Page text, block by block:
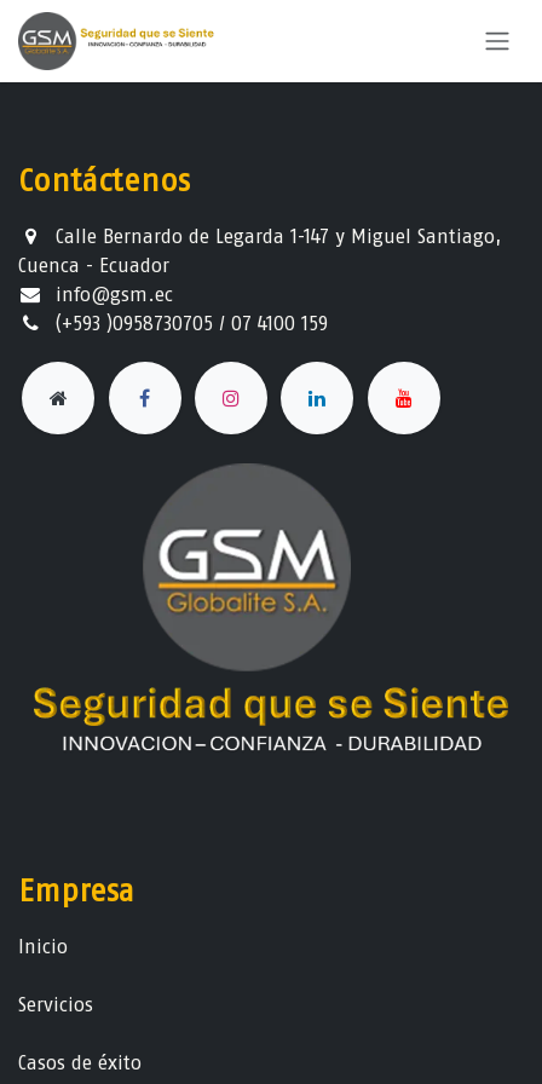
Ir al contenido
Contáctenos
Calle Bernardo de Legarda 1-147 y Miguel Santiago,
Cuenca - Ecuador
info@gsm.ec​
(+593 )0958730705 / 07 4100 159
Empresa
Ini​ci​o
Servicios
Casos de éxito